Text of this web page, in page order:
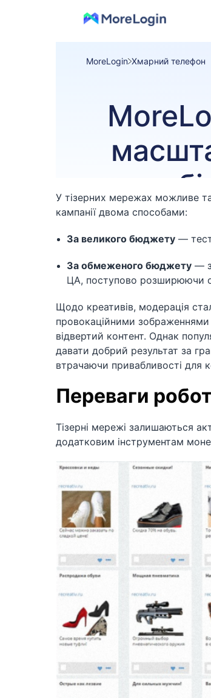
У тізерних мережах можливе
кампанії двома способами:
За великого бюджету —
За обмеженого бюджету —
ЦА, поступово розширюючи
Щодо креативів, модерація
провокаційними зображеннями
відвертий контент. Однак
давати добрий результат за
втрачаючи привабливості для
Переваги
Тізерні мережі залишаються
додатковим інструментам